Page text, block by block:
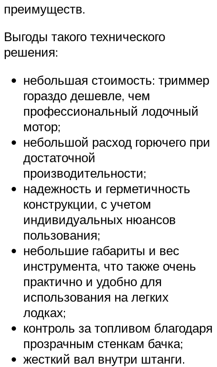
преимуществ.
Выгоды такого технического
решения:
небольшая стоимость: триммер
гораздо дешевле, чем
профессиональный лодочный
мотор;
небольшой расход горючего при
достаточной
производительности;
надежность и герметичность
конструкции, с учетом
индивидуальных нюансов
пользования;
небольшие габариты и вес
инструмента, что также очень
практично и удобно для
использования на легких
лодках;
контроль за топливом благодаря
прозрачным стенкам бачка;
жесткий вал внутри штанги.